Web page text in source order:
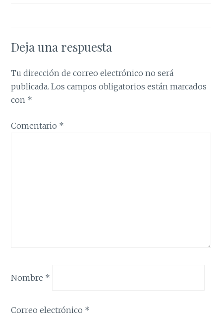
Deja una respuesta
Tu dirección de correo electrónico no será
publicada. Los campos obligatorios están marcados
con *
Comentario *
Nombre *
Correo electrónico *